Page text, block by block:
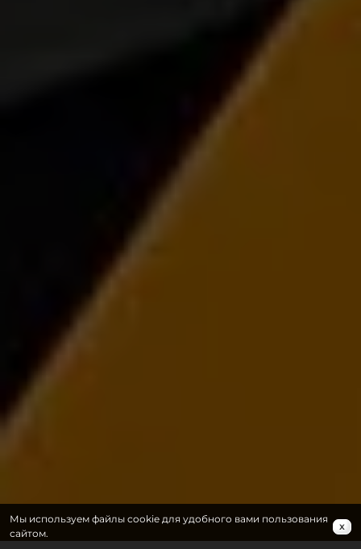
Мы используем файлы cookie для удобного вами пользования
сайтом.
x